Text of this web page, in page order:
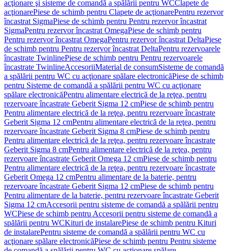
acţionare şi sisteme de comandă a spălării pentru WCClapete de
acţionarePiese de schimb pentru Clapete de acţionarePentru rezervor
încastrat SigmaPiese de schimb pentru Pentru rezervor încastrat
SigmaPentru rezervor încastrat OmegaPiese de schimb pentru
Pentru rezervor încastrat OmegaPentru rezervor încastrat DeltaPiese
de schimb pentru Pentru rezervor încastrat DeltaPentru rezervoarele
încastrate TwinlinePiese de schimb pentru Pentru rezervoarele
încastrate TwinlineAccesoriiMaterial de consumSisteme de comandă
a spălării pentru WC cu acţionare spălare electronicăPiese de schimb
pentru Sisteme de comandă a spălării pentru WC cu acţionare
spălare electronicăPentru alimentare electrică de la reţea, pentru
rezervoare încastrate Geberit Sigma 12 cmPiese de schimb pentru
Pentru alimentare electrică de la reţea, pentru rezervoare încastrate
Geberit Sigma 12 cmPentru alimentare electrică de la reţea, pentru
rezervoare încastrate Geberit Sigma 8 cmPiese de schimb pentru
Pentru alimentare electrică de la reţea, pentru rezervoare încastrate
Geberit Sigma 8 cmPentru alimentare electrică de la reţea, pentru
rezervoare încastrate Geberit Omega 12 cmPiese de schimb pentru
Pentru alimentare electrică de la reţea, pentru rezervoare încastrate
Geberit Omega 12 cmPentru alimentare de la baterie, pentru
rezervoare încastrate Geberit Sigma 12 cmPiese de schimb pentru
Pentru alimentare de la baterie, pentru rezervoare încastrate Geberit
Sigma 12 cmAccesorii pentru sisteme de comandă a spălării pentru
WCPiese de schimb pentru Accesorii pentru sisteme de comandă a
spălării pentru WCKituri de instalarePiese de schimb pentru Kituri
de instalarePentru sisteme de comandă a spălării pentru WC cu
acţionare spălare electronicăPiese de schimb pentru Pentru sisteme